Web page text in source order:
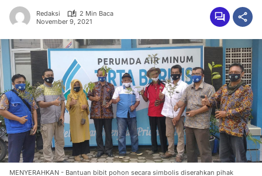
Redaksi
2 Min Baca
November 9, 2021
MENYERAHKAN - Bantuan bibit pohon secara simbolis diserahkan pihak